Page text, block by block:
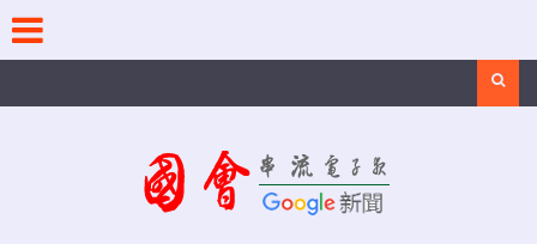
content